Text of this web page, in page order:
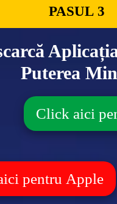
PASUL 3
Puterea
Click aici
pentru Apple